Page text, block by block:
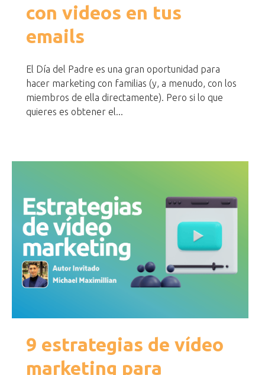
con videos en tus
emails
El Día del Padre es una gran oportunidad para
hacer marketing con familias (y, a menudo, con los
miembros de ella directamente). Pero si lo que
quieres es obtener el...
9 estrategias de vídeo
marketing para